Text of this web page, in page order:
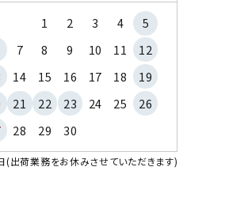
1 2 3 4
5
7 8 9 10 11
12
14 15 16 17 18
19
21 22 23 24 25
26
28 29 30
(出荷業務をお休みさせていただきます)